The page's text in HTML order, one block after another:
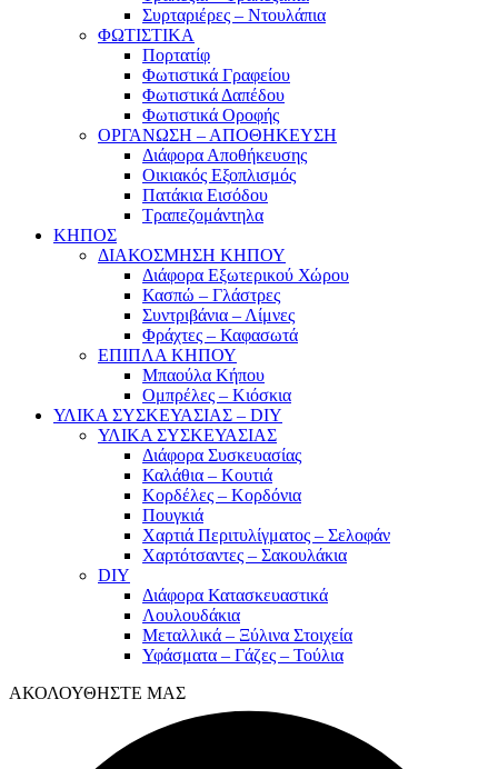
Συρταριέρες – Ντουλάπια
ΦΩΤΙΣΤΙΚΑ
Πορτατίφ
Φωτιστικά Γραφείου
Φωτιστικά Δαπέδου
Φωτιστικά Οροφής
ΟΡΓΑΝΩΣΗ – ΑΠΟΘΗΚΕΥΣΗ
Διάφορα Αποθήκευσης
Οικιακός Εξοπλισμός
Πατάκια Εισόδου
Τραπεζομάντηλα
ΚΗΠΟΣ
ΔΙΑΚΟΣΜΗΣΗ ΚΗΠΟΥ
Διάφορα Εξωτερικού Χώρου
Κασπώ – Γλάστρες
Συντριβάνια – Λίμνες
Φράχτες – Καφασωτά
ΕΠΙΠΛΑ ΚΗΠΟΥ
Μπαούλα Κήπου
Ομπρέλες – Κιόσκια
ΥΛΙΚΑ ΣΥΣΚΕΥΑΣΙΑΣ – DIY
ΥΛΙΚΑ ΣΥΣΚΕΥΑΣΙΑΣ
Διάφορα Συσκευασίας
Καλάθια – Κουτιά
Κορδέλες – Κορδόνια
Πουγκιά
Χαρτιά Περιτυλίγματος – Σελοφάν
Χαρτότσαντες – Σακουλάκια
DIY
Διάφορα Κατασκευαστικά
Λουλουδάκια
Μεταλλικά – Ξύλινα Στοιχεία
Υφάσματα – Γάζες – Τούλια
ΑΚΟΛΟΥΘΗΣΤΕ ΜΑΣ